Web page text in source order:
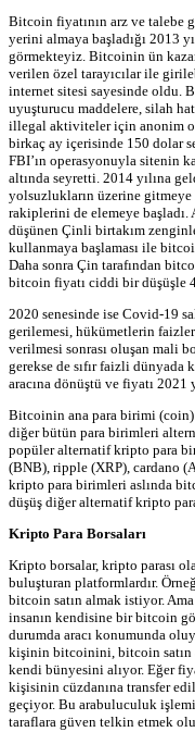
Bitcoin fiyatının arz ve talebe
yerini almaya başladığı 2013
görmekteyiz. Bitcoinin ün
verilen özel tarayıcılar ile
internet sitesi sayesinde oldu.
uyuşturucu maddelere, silah
illegal aktiviteler için anonim
birkaç ay içerisinde 150 dolar
FBI’ın operasyonuyla sitenin
altında seyretti. 2014 yılına
yolsuzlukların üzerine
rakiplerini de elemeye başladı.
düşünen Çinli birtakım
kullanmaya başlaması ile
Daha sonra Çin tarafından
bitcoin fiyatı ciddi bir düşüşle
2020 senesinde ise Covid-19
gerilemesi, hükümetlerin
verilmesi sonrası oluşan mali
gerekse de sıfır faizli
aracına dönüştü ve fiyatı 2021
Bitcoinin ana para birimi (coin)
diğer bütün para birimleri
popüler alternatif kripto para
(BNB), ripple (XRP), cardano
kripto para birimleri aslında
düşüş diğer alternatif kripto
Kripto Para Borsaları
Kripto borsalar, kripto parası
buluşturan platformlardır.
bitcoin satın almak istiyor.
insanın kendisine bir bitcoin
durumda aracı konumunda
kişinin bitcoinini, bitcoin satın
kendi bünyesini alıyor. Eğer
kişisinin cüzdanına transfer
geçiyor. Bu arabuluculuk
taraflara güven telkin etmek